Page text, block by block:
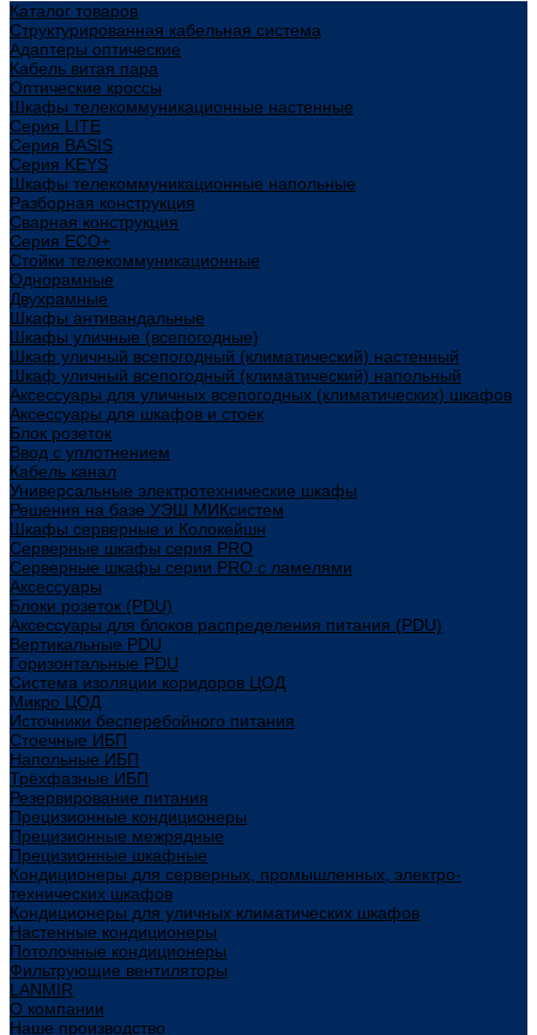
Каталог товаров
Структурированная кабельная система
Адаптеры оптические
Кабель витая пара
Оптические кроссы
Шкафы телекоммуникационные настенные
Cерия LITE
Cерия BASIS
Cерия KEYS
Шкафы телекоммуникационные напольные
Разборная конструкция
Сварная конструкция
Серия ECO+
Стойки телекоммуникационные
Однорамные
Двухрамные
Шкафы антивандальные
Шкафы уличные (всепогодные)
Шкаф уличный всепогодный (климатический) настенный
Шкаф уличный всепогодный (климатический) напольный
Аксессуары для уличных всепогодных (климатических) шкафов
Аксессуары для шкафов и стоек
Блок розеток
Ввод с уплотнением
Кабель канал
Универсальные электротехнические шкафы
Решения на базе УЭШ МИКсистем
Шкафы серверные и Колокейшн
Серверные шкафы серия PRO
Серверные шкафы серии PRO с ламелями
Аксессуары
Блоки розеток (PDU)
Аксессуары для блоков распределения питания (PDU)
Вертикальные PDU
Горизонтальные PDU
Система изоляции коридоров ЦОД
Микро ЦОД
Источники бесперебойного питания
Стоечные ИБП
Напольные ИБП
Трёхфазные ИБП
Резервирование питания
Прецизионные кондиционеры
Прецизионные межрядные
Прецизионные шкафные
Кондиционеры для серверных, промышленных, электро-
технических шкафов
Кондиционеры для уличных климатических шкафов
Настенные кондиционеры
Потолочные кондиционеры
Фильтрующие вентиляторы
LANMIR
О компании
Наше производство